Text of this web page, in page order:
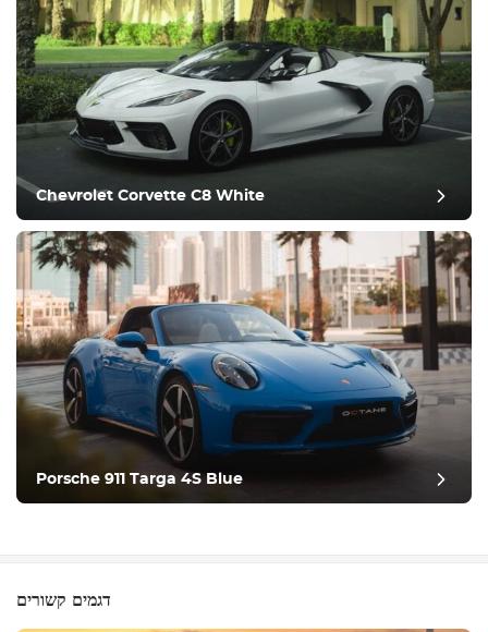
Chevrolet Corvette C8 White
Porsche 911 Targa 4S Blue
דגמים קשורים